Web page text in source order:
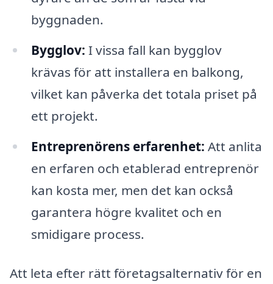
byggnaden.
Bygglov: I vissa fall kan bygglov
krävas för att installera en balkong,
vilket kan påverka det totala priset på
ett projekt.
Entreprenörens erfarenhet: Att anlita
en erfaren och etablerad entreprenör
kan kosta mer, men det kan också
garantera högre kvalitet och en
smidigare process.
Att leta efter rätt företagsalternativ för en